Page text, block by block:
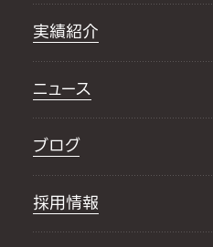
実績紹介
ニュース
ブログ
採用情報